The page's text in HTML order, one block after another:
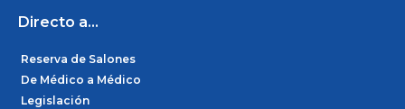
Directo a...
Reserva de Salones
De Médico a Médico
Legislación